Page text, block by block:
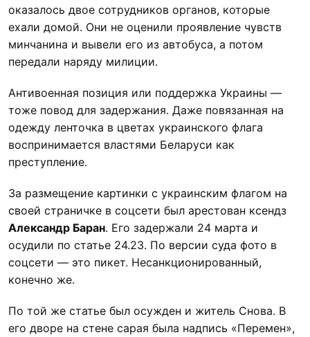
оказалось двое сотрудников органов, которые
ехали домой. Они не оценили проявление чувств
минчанина и вывели его из автобуса, а потом
передали наряду милиции.
Антивоенная позиция или поддержка Украины —
тоже повод для задержания. Даже повязанная на
одежду ленточка в цветах украинского флага
воспринимается властями Беларуси как
преступление.
За размещение картинки с украинским флагом на
своей страничке в соцсети был арестован ксендз
Александр Баран. Его задержали 24 марта и
осудили по статье 24.23. По версии суда фото в
соцсети — это пикет. Несанкционированный,
конечно же.
По той же статье был осужден и житель Снова. В
его дворе на стене сарая была надпись «Перемен»,